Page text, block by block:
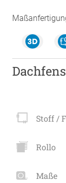
Stoff /
Rollo
Maße